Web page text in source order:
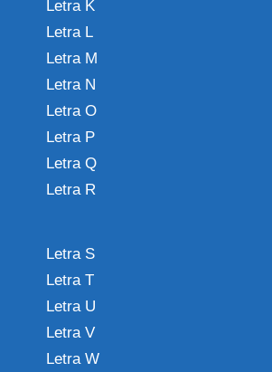
Letra K
Letra L
Letra M
Letra N
Letra O
Letra P
Letra Q
Letra R
Letra S
Letra T
Letra U
Letra V
Letra W